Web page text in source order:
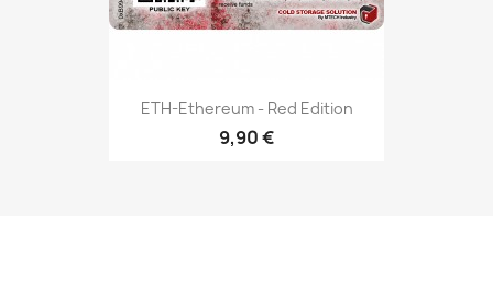
ETH-Ethereum - Red Edition
9,90 €